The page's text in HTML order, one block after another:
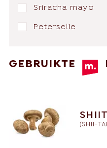
Sriracha mayo
Peterselie
GEBRUIKTE
(SHII-